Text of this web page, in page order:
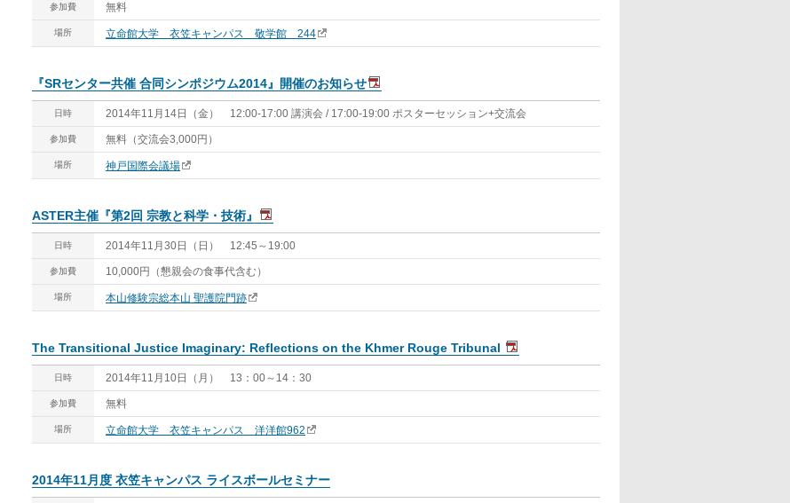
参加費 無料
場所 立命館大学 衣笠キャンパス 敬学館 244
『SRセンター共催 合同シンポジウム2014』開催のお知らせ
日時 2014年11月14日（金） 12:00-17:00 講演会 / 17:00-19:00 ポスターセッション+交流会
参加費 無料（交流会3,000円）
場所 神戸国際会議場
ASTER主催『第2回 宗教と科学・技術』
日時 2014年11月30日（日） 12:45～19:00
参加費 10,000円（懇親会の食事代含む）
場所 本山修験宗総本山 聖護院門跡
The Transitional Justice Imaginary: Reflections on the Khmer Rouge Tribunal
日時 2014年11月10日（月） 13：00～14：30
参加費 無料
場所 立命館大学 衣笠キャンパス 洋洋館962
2014年11月度 衣笠キャンパス ライスボールセミナー